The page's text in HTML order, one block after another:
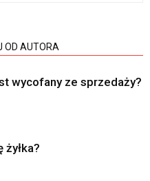
OD AUTORA
wycofany ze sprzedaży?
żyłka?